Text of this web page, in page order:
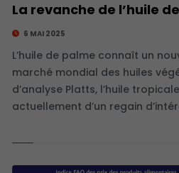
La revanche de l’huile
6 MAI 2025
L’huile de palme connaît un
marché mondial des huiles
d’analyse Platts, l’huile
actuellement d’un regain